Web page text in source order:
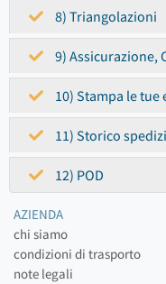
8) Triangolazioni
9) Assicurazione,
10) Stampa le tue
11) Storico
12) POD
AZIENDA
chi siamo
condizioni di trasporto
note legali